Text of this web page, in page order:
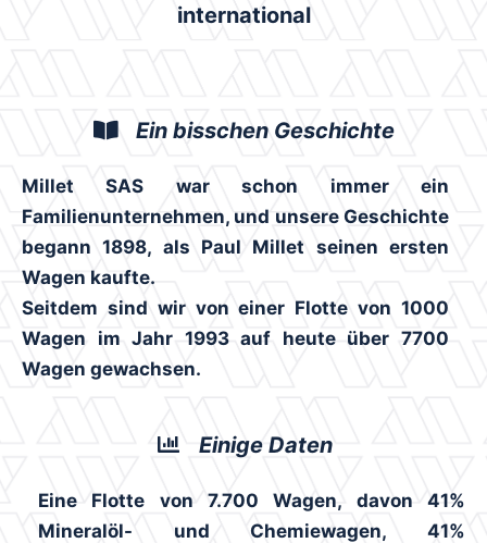
international
Ein bisschen Geschichte
Millet SAS war schon immer ein
Familienunternehmen, und unsere Geschichte
begann 1898, als Paul Millet seinen ersten
Wagen kaufte.
Seitdem sind wir von einer Flotte von 1000
Wagen im Jahr 1993 auf heute über 7700
Wagen gewachsen.
Einige Daten
Eine Flotte von 7.700 Wagen, davon 41%
Mineralöl- und Chemiewagen, 41%